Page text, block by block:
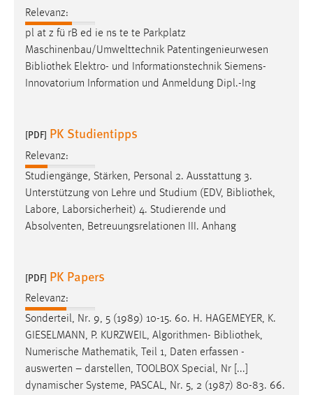
Relevanz:
pl at z fü rB ed ie ns te te Parkplatz
Maschinenbau/Umwelttechnik Patentingenieurwesen
Bibliothek Elektro- und Informationstechnik Siemens-
Innovatorium Information und Anmeldung Dipl.-Ing
[PDF] PK Studientipps
Relevanz:
Studiengänge, Stärken, Personal 2. Ausstattung 3.
Unterstützung von Lehre und Studium (EDV, Bibliothek,
Labore, Laborsicherheit) 4. Studierende und
Absolventen, Betreuungsrelationen III. Anhang
[PDF] PK Papers
Relevanz:
Sonderteil, Nr. 9, 5 (1989) 10-15. 60. H. HAGEMEYER, K.
GIESELMANN, P. KURZWEIL, Algorithmen- Bibliothek,
Numerische Mathematik, Teil 1, Daten erfassen -
auswerten – darstellen, TOOLBOX Special, Nr [...]
dynamischer Systeme, PASCAL, Nr. 5, 2 (1987) 80-83. 66.